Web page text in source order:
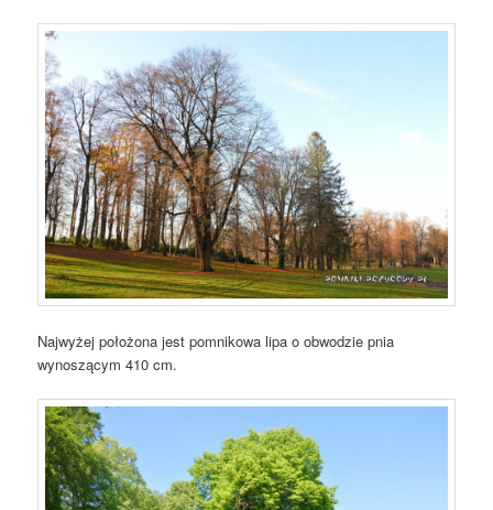
Najwyżej położona jest pomnikowa lipa o obwodzie pnia
wynoszącym 410 cm.